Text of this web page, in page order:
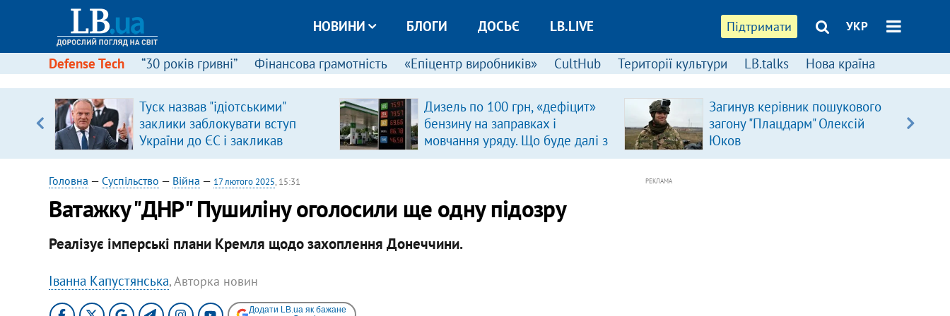
Підтримати УКР
НОВИНИ БЛОГИ ДОСЬЄ LB.LIVE
Defense Tech “30 років гривні” Фінансова грамотність «Епіцентр виробників» CultHub Території культури LB.talks Нова країна
Туск назвав "ідіотськими"
заклики заблокувати вступ
України до ЄС і закликав
припинити антиукраїнську
риторику
Дизель по 100 грн, «дефіцит»
бензину на заправках і
мовчання уряду. Що буде далі з
цінами на пальне?
Загинув керівник пошукового
загону "Плацдарм" Олексій
Юков
Головна — Суспільство — Війна — 17 лютого 2025, 15:31
Ватажку "ДНР" Пушиліну оголосили ще одну підозру
Реалізує імперські плани Кремля щодо захоплення Донеччини.
Іванна Капустянська, Авторка новин
Додати LB.ua як бажане
РЕКЛАМА